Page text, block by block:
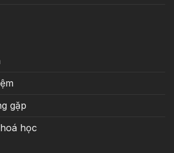
gặp
học